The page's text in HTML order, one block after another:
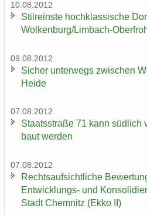
10.08.2012
Stil­reins­te hoch­klas­si­sche
Wol­ken­burg/Limbach-​
09.08.2012
Si­cher un­ter­wegs zwi­schen
Heide
07.08.2012
Staats­stra­ße 71 kann
baut wer­den
07.08.2012
Rechts­auf­sicht­li­che
Entwicklungs-​ und
Stadt Chem­nitz (Ekko II)